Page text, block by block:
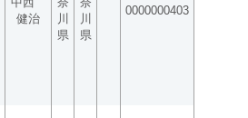
健治
川
県
川
県
0000000403